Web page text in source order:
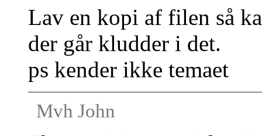
Lav en kopi af filen så
der går kludder i det.
ps kender ikke temaet
Mvh John